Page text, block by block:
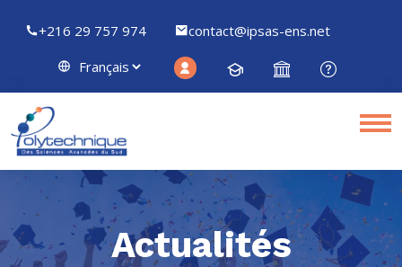
+216 29 757 974 contact@ipsas-ens.net
Actualités